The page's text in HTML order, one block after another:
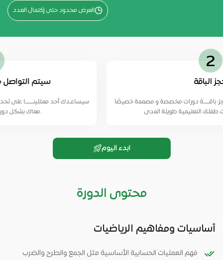
العرض محدود حتى إكتمال العدد
و مصممة خصيصًا
سيتم التواصل معك لتحديد
سيساعـدك أحد ممثلينـــــا على تحديد الجدول المناسب لك
ابدء اليوم
محتوى الدورة
أساسيات ومفاهيم الرياضيات
فهم العمليات الحسابية الأساسية مثل الجمع والطرح والضرب